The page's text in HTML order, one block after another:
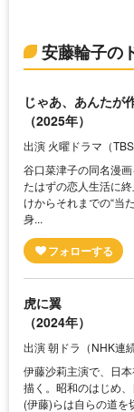
安藤輪子の
じゃあ、あんたが
（2025年）
出演 火曜ドラマ（TBS
谷口菜津子の同名漫
たはずの恋人生活に
けからそれまでの“当
身...
虎に翼
（2024年）
出演 朝ドラ（NHK連
伊藤沙莉主演で、日
描く。昭和のはじめ
(伊藤)らは自らの道を